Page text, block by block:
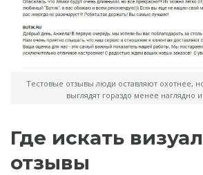
Тестовые отзывы люди оставляют охотнее,
выглядят гораздо менее наглядно
Где искать
отзывы